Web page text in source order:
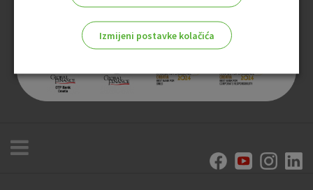
Izmijeni postavke kolačića